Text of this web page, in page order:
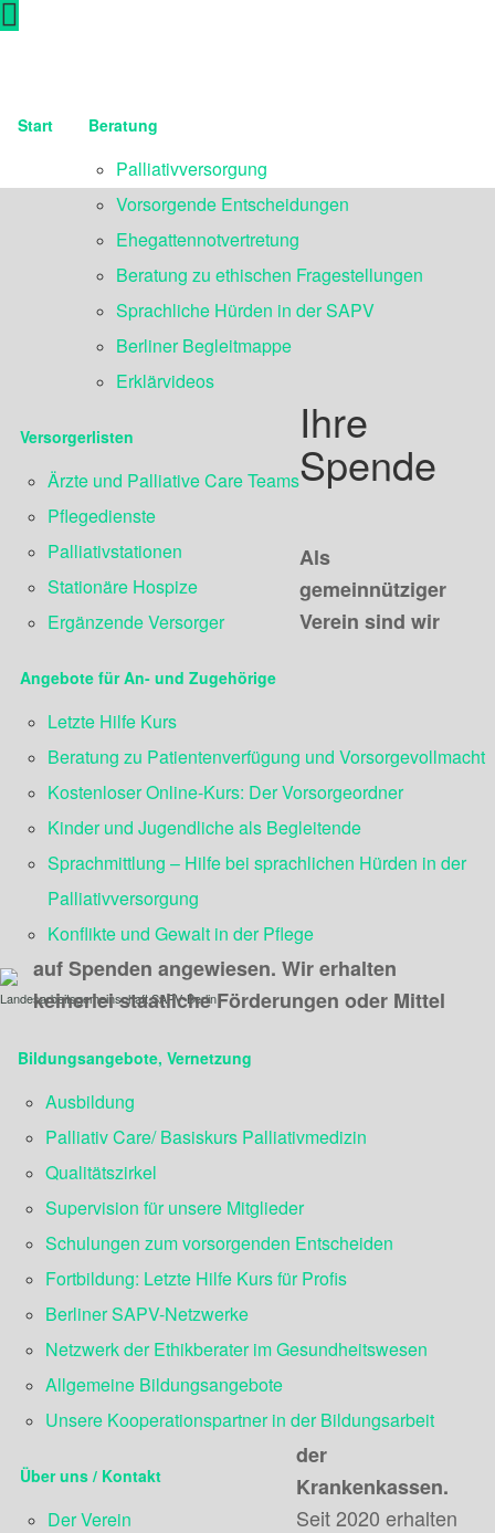
Start Beratung
Palliativversorgung
Vorsorgende Entscheidungen
Ehegattennotvertretung
Beratung zu ethischen Fragestellungen
Sprachliche Hürden in der SAPV
Berliner Begleitmappe
Erklärvideos
Versorgerlisten
Ärzte und Palliative Care Teams
Pflegedienste
Palliativstationen
Stationäre Hospize
Ergänzende Versorger
Angebote für An- und Zugehörige
Letzte Hilfe Kurs
Beratung zu Patientenverfügung und Vorsorgevollmacht
Kostenloser Online-Kurs: Der Vorsorgeordner
Kinder und Jugendliche als Begleitende
Sprachmittlung – Hilfe bei sprachlichen Hürden in der
Palliativversorgung
Konflikte und Gewalt in der Pflege
Landesarbeitsgemeinschaft SAPV-Berlin
Bildungsangebote, Vernetzung
Ausbildung
Palliativ Care/ Basiskurs Palliativmedizin
Qualitätszirkel
Supervision für unsere Mitglieder
Schulungen zum vorsorgenden Entscheiden
Fortbildung: Letzte Hilfe Kurs für Profis
Berliner SAPV-Netzwerke
Netzwerk der Ethikberater im Gesundheitswesen
Allgemeine Bildungsangebote
Unsere Kooperationspartner in der Bildungsarbeit
Über uns / Kontakt
Der Verein
Ihre
Spende
Als
gemeinnütziger
Verein sind wir
auf Spenden angewiesen. Wir erhalten
keinerlei staatliche Förderungen oder Mittel
der
Krankenkassen.
Seit 2020 erhalten